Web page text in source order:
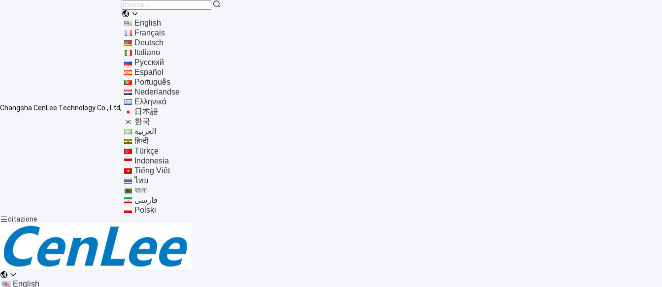
Changsha CenLee Technology Co., Ltd,
English
Français
Deutsch
Italiano
Русский
Español
Português
Nederlandse
Ελληνικά
日本語
한국
العربية
हिन्दी
Türkçe
Indonesia
Tiếng Việt
ไทย
বাংলা
فارسی
Polski
citazione
English